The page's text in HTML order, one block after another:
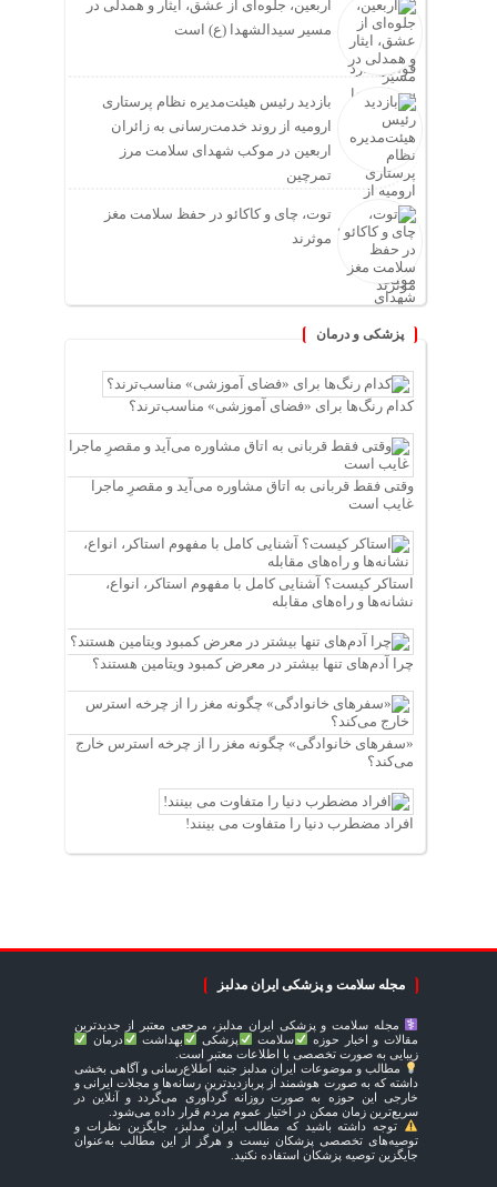
اربعین، جلوه‌ای از عشق، ایثار و همدلی در
مسیر سیدالشهدا (ع) است
بازدید رئیس هیئت‌مدیره نظام پرستاری
ارومیه از روند خدمت‌رسانی به زائران
اربعین در موکب شهدای سلامت مرز
تمرچین
توت، چای و کاکائو در حفظ سلامت مغز
موثرند
پزشکی و درمان
کدام رنگ‌ها برای «فضای آموزشی» مناسب‌ترند؟
وقتی فقط قربانی به اتاق مشاوره می‌آید و مقصرِ ماجرا
غایب است
استاکر کیست؟ آشنایی کامل با مفهوم استاکر، انواع،
نشانه‌ها و راه‌های مقابله
چرا آدم‌های تنها بیشتر در معرض کمبود ویتامین هستند؟
«سفرهای خانوادگی» چگونه مغز را از چرخه استرس خارج
می‌کند؟
افراد مضطرب دنیا را متفاوت می بینند!
مجله سلامت و پزشکی ایران مدلبز
مجله سلامت و پزشکی ایران مدلبز، مرجعی معتبر از جدیدترین
مقالات و اخبار حوزه
سلامت پزشکی بهداشت
درمان
زیبایی به صورت تخصصی با اطلاعات معتبر است.
مطالب و موضوعات ایران مدلبز جنبه اطلاع‌رسانی و آگاهی بخشی
داشته که به صورت هوشمند از پربازدیدترین رسانه‌ها و مجلات ایرانی و
خارجی این حوزه به صورت روزانه گردآوری می‌گردد و آنلاین در
سریع‌ترین زمان ممکن در اختیار عموم مردم قرار داده می‌شود.
توجه داشته باشید که مطالب ایران مدلبز، جایگزین نظرات و
توصیه‌های تخصصی پزشکان نیست و هرگز از این مطالب به‌عنوان
جایگزین توصیه پزشکان استفاده نکنید.